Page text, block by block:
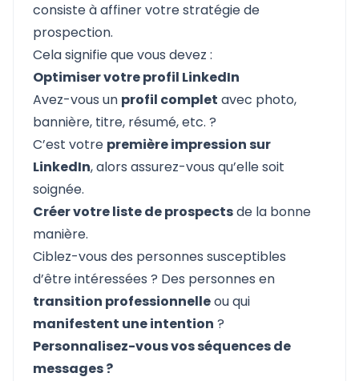
consiste à affiner votre stratégie de
prospection.
Cela signifie que vous devez :
Optimiser votre profil LinkedIn
Avez-vous un profil complet avec photo,
bannière, titre, résumé, etc. ?
C’est votre première impression sur
LinkedIn, alors assurez-vous qu’elle soit
soignée.
Créer votre liste de prospectsde la bonne
manière.
Ciblez-vous des personnes susceptibles
d’être intéressées ? Des personnes en
transition professionnelleou qui
manifestent une intention ?
Personnalisez-vous vos séquences de
messages ?